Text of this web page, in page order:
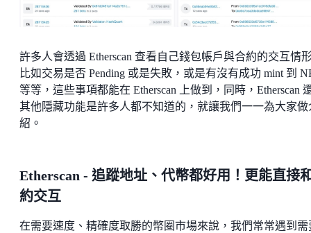
許多人會透過 Etherscan 查看自己錢包帳戶與合約的交互情
比如交易是否 Pending 或是失敗，或是有沒有成功 mint 到
等等，這些事項都能在 Etherscan 上做到，同時，Etherscan
其他隱藏功能是許多人都不知道的，就讓我們一一為大家做
紹。
Etherscan - 追蹤地址、代幣都好用！更能直接
約交互
在需要速度、精確度取勝的幣圈市場來說，我們常常遇到需